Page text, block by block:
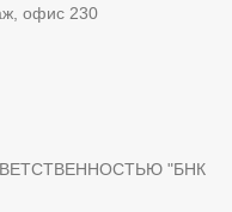
офис 230
"БНК